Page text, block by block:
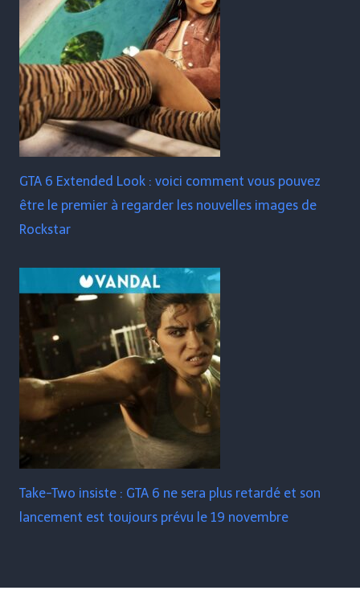
GTA 6 Extended Look : voici comment vous pouvez
être le premier à regarder les nouvelles images de
Rockstar
Take-Two insiste : GTA 6 ne sera plus retardé et son
lancement est toujours prévu le 19 novembre